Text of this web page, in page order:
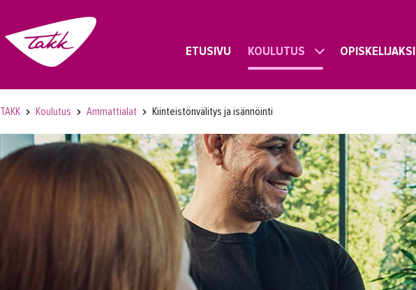
ETUSIVU KOULUTUS OPISKELIJAKSI
TAKK Koulutus Ammattialat Kiinteistönvälitys ja isännöinti